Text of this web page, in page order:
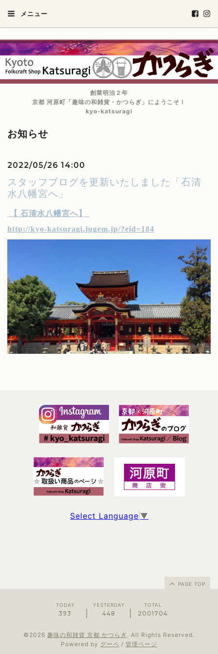
メニュー
創業明治２年
京都 河原町「趣味の和雑貨・かつらぎ」にようこそ！
kyo-katsuragi
お知らせ
2022/05/26 14:00
スタッフブログを更新いたしました「石清
水八幡宮へ」
【 石清水八幡宮へ】
http://kyo-katsuragi.jugem.jp/?eid=184
Select Language ▼
PAGE TOP
TODAY
393
YESTERDAY
448
TOTAL
2001704
©2026 趣味の和雑貨 京都 かつらぎ. All Rights Reserved.
Powered by グーペ / 管理ページ